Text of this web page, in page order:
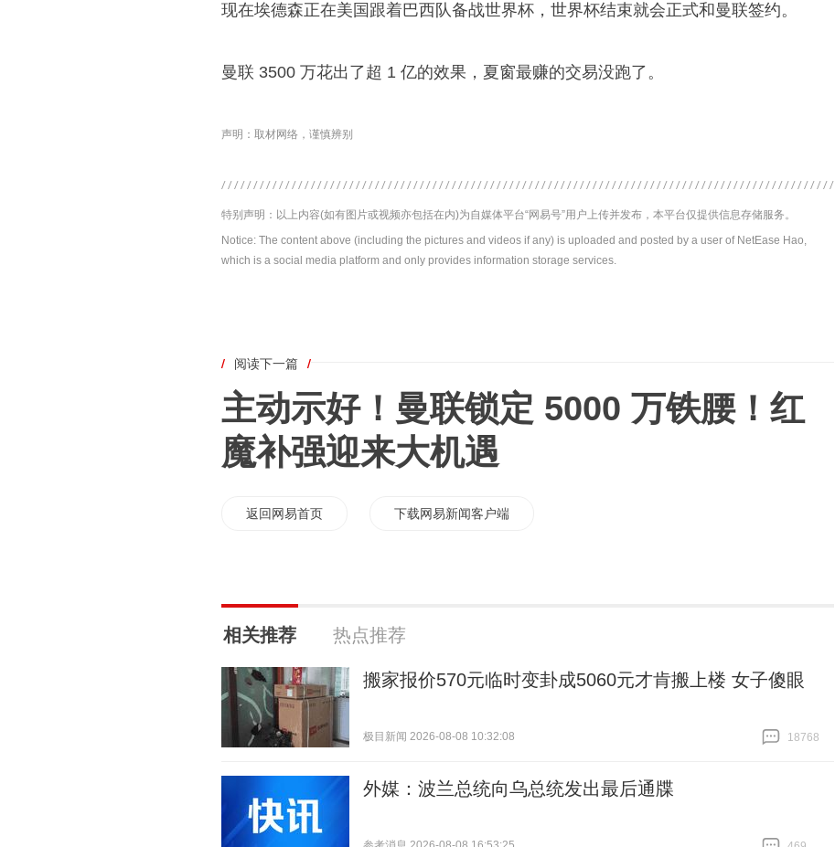
现在埃德森正在美国跟着巴西队备战世界杯，世界杯结束就会正式和曼联签约。
曼联 3500 万花出了超 1 亿的效果，夏窗最赚的交易没跑了。
声明：取材网络，谨慎辨别
特别声明：以上内容(如有图片或视频亦包括在内)为自媒体平台“网易号”用户上传并发布，本平台仅提供信息存储服务。
Notice: The content above (including the pictures and videos if any) is uploaded and posted by a user of NetEase Hao,
which is a social media platform and only provides information storage services.
/ 阅读下一篇 /
主动示好！曼联锁定 5000 万铁腰！红
魔补强迎来大机遇
返回网易首页 下载网易新闻客户端
相关推荐 热点推荐
搬家报价570元临时变卦成5060元才肯搬上楼 女子傻眼
极目新闻 2026-08-08 10:32:08
18768
外媒：波兰总统向乌总统发出最后通牒